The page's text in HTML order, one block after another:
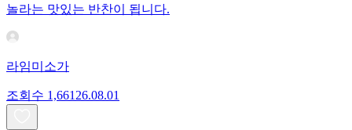
놀라는 맛있는 반찬이 됩니다.
라임미소가
조회수 1,661 26.08.01